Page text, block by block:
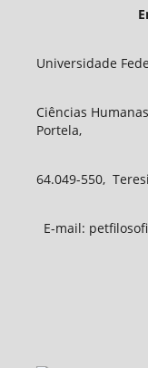
Universidade
Ciências
Portela,
64.049-550,
E-mail: